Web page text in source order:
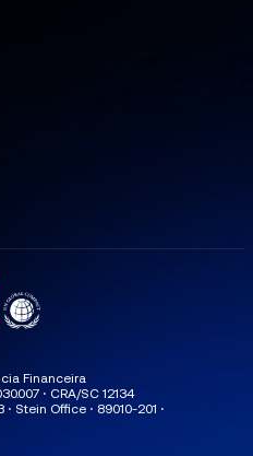
Financeira
⋅ CRA/SC 12134
Stein Office ⋅ 89010-201 ⋅